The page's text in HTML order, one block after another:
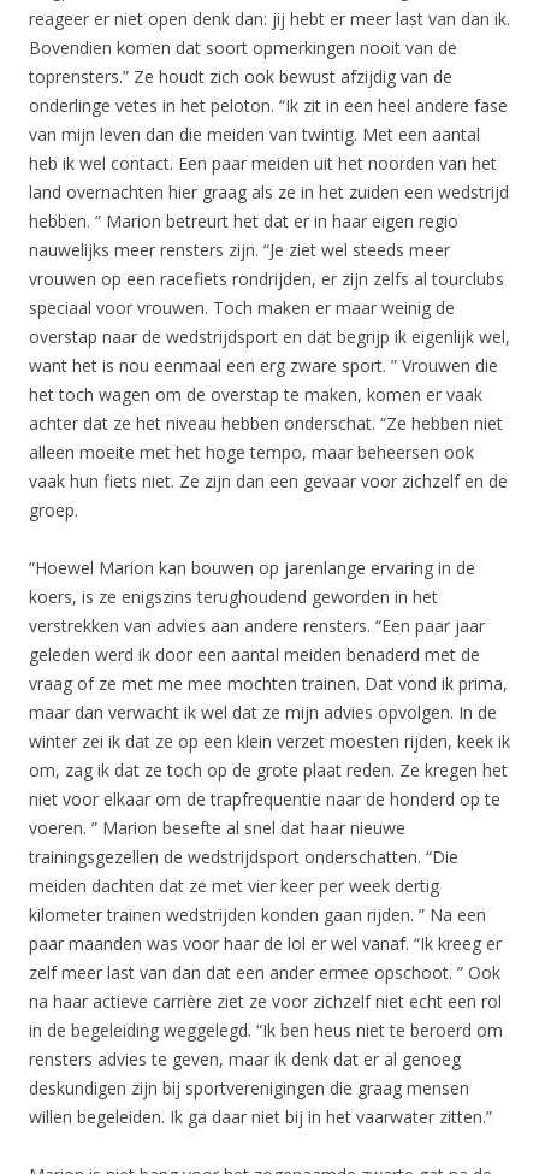
reageer er niet open denk dan: jij hebt er meer last van dan ik.
Bovendien komen dat soort opmerkingen nooit van de
toprensters.” Ze houdt zich ook bewust afzijdig van de
onderlinge vetes in het peloton. “Ik zit in een heel andere fase
van mijn leven dan die meiden van twintig. Met een aantal
heb ik wel contact. Een paar meiden uit het noorden van het
land overnachten hier graag als ze in het zuiden een wedstrijd
hebben. ” Marion betreurt het dat er in haar eigen regio
nauwelijks meer rensters zijn. “Je ziet wel steeds meer
vrouwen op een racefiets rondrijden, er zijn zelfs al tourclubs
speciaal voor vrouwen. Toch maken er maar weinig de
overstap naar de wedstrijdsport en dat begrijp ik eigenlijk wel,
want het is nou eenmaal een erg zware sport. ” Vrouwen die
het toch wagen om de overstap te maken, komen er vaak
achter dat ze het niveau hebben onderschat. “Ze hebben niet
alleen moeite met het hoge tempo, maar beheersen ook
vaak hun fiets niet. Ze zijn dan een gevaar voor zichzelf en de
groep.
”Hoewel Marion kan bouwen op jarenlange ervaring in de
koers, is ze enigszins terughoudend geworden in het
verstrekken van advies aan andere rensters. “Een paar jaar
geleden werd ik door een aantal meiden benaderd met de
vraag of ze met me mee mochten trainen. Dat vond ik prima,
maar dan verwacht ik wel dat ze mijn advies opvolgen. In de
winter zei ik dat ze op een klein verzet moesten rijden, keek ik
om, zag ik dat ze toch op de grote plaat reden. Ze kregen het
niet voor elkaar om de trapfrequentie naar de honderd op te
voeren. ” Marion besefte al snel dat haar nieuwe
trainingsgezellen de wedstrijdsport onderschatten. “Die
meiden dachten dat ze met vier keer per week dertig
kilometer trainen wedstrijden konden gaan rijden. ” Na een
paar maanden was voor haar de lol er wel vanaf. “Ik kreeg er
zelf meer last van dan dat een ander ermee opschoot. ” Ook
na haar actieve carrière ziet ze voor zichzelf niet echt een rol
in de begeleiding weggelegd. “Ik ben heus niet te beroerd om
rensters advies te geven, maar ik denk dat er al genoeg
deskundigen zijn bij sportverenigingen die graag mensen
willen begeleiden. Ik ga daar niet bij in het vaarwater zitten.”